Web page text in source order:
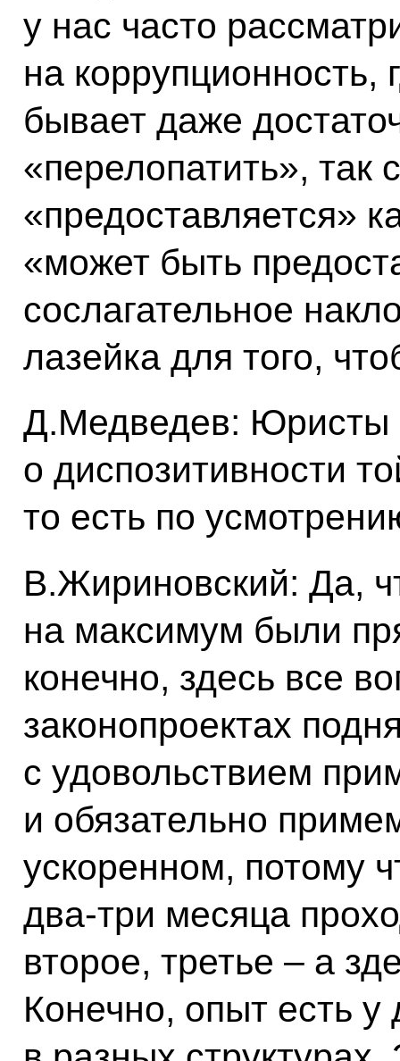
у нас часто
на коррупционность,
бывает даже
«перелопатить», так
«предоставляется»
«может быть
сослагательное
лазейка для того,
Д.Медведев: Юристы
о диспозитивности
то есть по
В.Жириновский: Да,
на максимум были
конечно, здесь все
законопроектах
с удовольствием
и обязательно
ускоренном, потому
два-три месяца
второе, третье – а
Конечно, опыт есть у